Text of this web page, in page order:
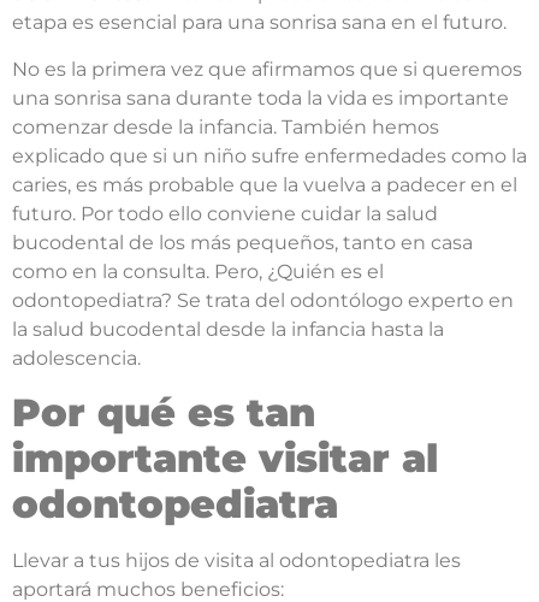
etapa es esencial para una sonrisa sana en el futuro.
No es la primera vez que afirmamos que si queremos
una sonrisa sana durante toda la vida es importante
comenzar desde la infancia. También hemos
explicado que si un niño sufre enfermedades como la
caries, es más probable que la vuelva a padecer en el
futuro. Por todo ello conviene cuidar la salud
bucodental de los más pequeños, tanto en casa
como en la consulta. Pero, ¿Quién es el
odontopediatra? Se trata del odontólogo experto en
la salud bucodental desde la infancia hasta la
adolescencia.
Por qué es tan
importante visitar al
odontopediatra
Llevar a tus hijos de visita al odontopediatra les
aportará muchos beneficios: